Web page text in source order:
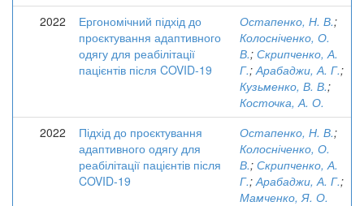
2022
Ергономічний підхід до
проєктування адаптивного
одягу для реабілітації
пацієнтів після COVID-19
Остапенко, Н. В.;
Колосніченко, О.
В.; Скрипченко, А.
Г.;Арабаджи, А. Г.;
Кузьменко, В. В.;
Косточка, А. О.
2022
Підхід до проєктування
адаптивного одягу для
реабілітації пацієнтів після
COVID-19
Остапенко, Н. В.;
Колосніченко, О.
В.; Скрипченко, А.
Г.;Арабаджи, А. Г.;
Мамченко, Я. О.